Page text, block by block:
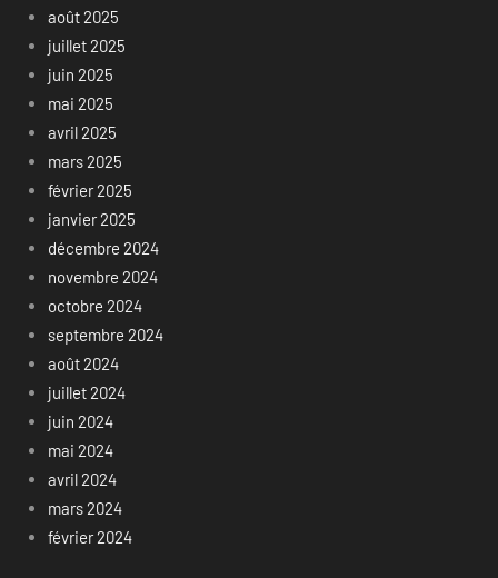
août 2025
juillet 2025
juin 2025
mai 2025
avril 2025
mars 2025
février 2025
janvier 2025
décembre 2024
novembre 2024
octobre 2024
septembre 2024
août 2024
juillet 2024
juin 2024
mai 2024
avril 2024
mars 2024
février 2024